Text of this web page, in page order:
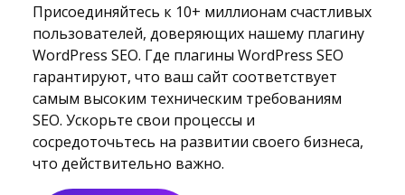
Присоединяйтесь к 10+ миллионам счастливых
пользователей, доверяющих нашему плагину
WordPress SEO. Где плагины WordPress SEO
гарантируют, что ваш сайт соответствует
самым высоким техническим требованиям
SEO. Ускорьте свои процессы и
сосредоточьтесь на развитии своего бизнеса,
что действительно важно.